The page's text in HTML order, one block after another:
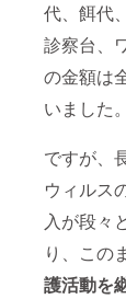
代、餌代
診察台、
の金額は
いました。
ですが、
ウィルス
入が段々
り、この
護活動を